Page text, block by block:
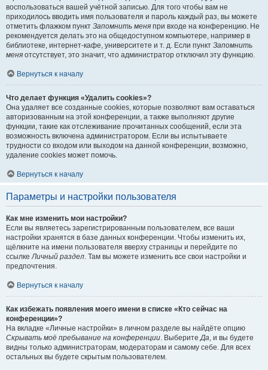
воспользоваться вашей учётной записью. Для того чтобы вам не
приходилось вводить имя пользователя и пароль каждый раз, вы можете
отметить флажком пункт Запомнить меня при входе на конференцию. Не
рекомендуется делать это на общедоступном компьютере, например в
библиотеке, интернет-кафе, университете и т. д. Если пункт Запомнить
меня отсутствует, это значит, что администратор отключил эту функцию.
Вернуться к началу
Что делает функция «Удалить cookies»?
Она удаляет все созданные cookies, которые позволяют вам оставаться
авторизованным на этой конференции, а также выполняют другие
функции, такие как отслеживание прочитанных сообщений, если эта
возможность включена администратором. Если вы испытываете
трудности со входом или выходом на данной конференции, возможно,
удаление cookies может помочь.
Вернуться к началу
Параметры и настройки пользователя
Как мне изменить мои настройки?
Если вы являетесь зарегистрированным пользователем, все ваши
настройки хранятся в базе данных конференции. Чтобы изменить их,
щёлкните на имени пользователя вверху страницы и перейдите по
ссылкеЛичный раздел. Там вы можете изменить все свои настройки и
предпочтения.
Вернуться к началу
Как избежать появления моего имени в списке «Кто сейчас на
конференции»?
На вкладке «Личные настройки» в личном разделе вы найдёте опцию
Скрывать моё пребывание на конференции. ВыберитеДа, и вы будете
видны только администраторам, модераторам и самому себе. Для всех
остальных вы будете скрытым пользователем.